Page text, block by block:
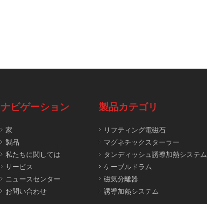
ナビゲーション
家
製品
私たちに関しては
サービス
ニュースセンター
お問い合わせ
製品カテゴリ
リフティング電磁石
マグネチックスターラー
タンディッシュ誘導加熱システム
ケーブルドラム
磁気分離器
誘導加熱システム